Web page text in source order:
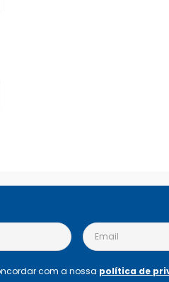
com a nossa política de